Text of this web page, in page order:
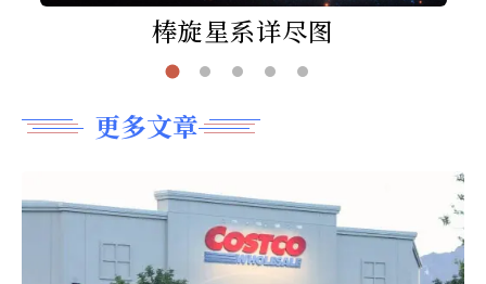
棒旋星系详尽图
更多文章